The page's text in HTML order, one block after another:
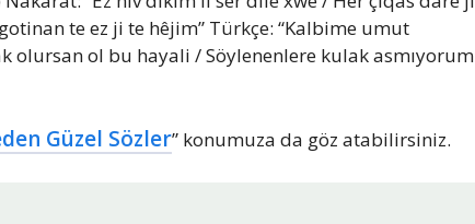
te ez ji te hêjim” Türkçe: “Kalbime umut
olursan ol bu hayali / Söylenenlere kulak asmıyorum
Güzel Sözler” konumuza da göz atabilirsiniz.